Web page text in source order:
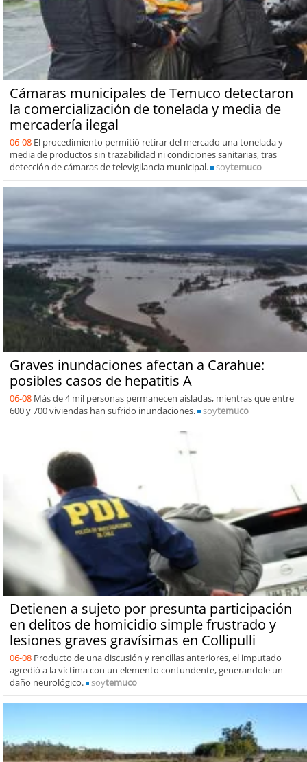
Cámaras municipales de Temuco detectaron
la comercialización de tonelada y media de
mercadería ilegal
06-08 El procedimiento permitió retirar del mercado una tonelada y
media de productos sin trazabilidad ni condiciones sanitarias, tras
detección de cámaras de televigilancia municipal.
soytemuco
Graves inundaciones afectan a Carahue:
posibles casos de hepatitis A
06-08 Más de 4 mil personas permanecen aisladas, mientras que entre
600 y 700 viviendas han sufrido inundaciones.
soytemuco
Detienen a sujeto por presunta participación
en delitos de homicidio simple frustrado y
lesiones graves gravísimas en Collipulli
06-08 Producto de una discusión y rencillas anteriores, el imputado
agredió a la víctima con un elemento contundente, generandole un
daño neurológico.
soytemuco